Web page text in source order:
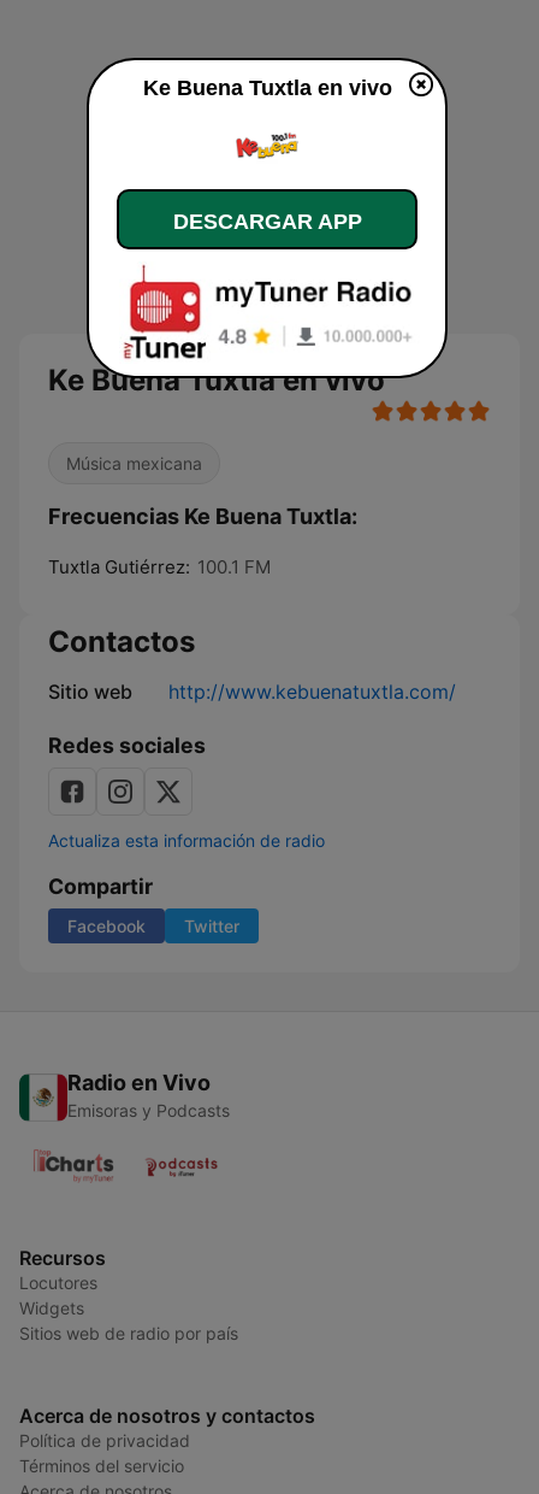
Ke Buena Tuxtla en vivo
Música mexicana
Frecuencias Ke Buena Tuxtla:
Tuxtla Gutiérrez: 100.1 FM
Contactos
Sitio web http://www.kebuenatuxtla.com/
Redes sociales
Actualiza esta información de radio
Compartir
Facebook Twitter
Radio en Vivo
Emisoras y Podcasts
Recursos
Locutores
Widgets
Sitios web de radio por país
Acerca de nosotros y contactos
Política de privacidad
Términos del servicio
Ke Buena Tuxtla en vivo
DESCARGAR APP